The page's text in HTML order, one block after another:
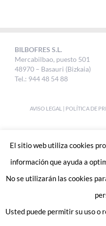
BILBOFRES S.L.
Mercabilbao, puesto 501
48970 – Basauri (Bizkaia)
Tel.: 944 48 54 88
AVISO LEGAL | POLÍTICA DE
El sitio web utiliza cookies
información que ayuda a
No se utilizarán las cookies
Usted puede permitir su uso o